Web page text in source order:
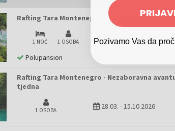
Rafting Tara Montenegro - Nezaboravna
1 NOĆ 1 OSOBA 28.03.- 15.10.2026
Polupansion
Rafting Tara Montenegro - Nezaboravna
tjedna
1 OSOBA 28.03. -15.10.2026
Pozivamo Vas da